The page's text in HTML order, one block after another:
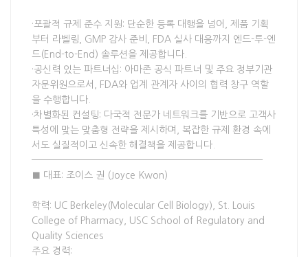
·포괄적 규제 준수 지원: 단순한 등록 대행을 넘어, 제품 기획
부터 라벨링, GMP 감사 준비, FDA 실사 대응까지 엔드-투-엔
드(End-to-End) 솔루션을 제공합니다.
·공신력 있는 파트너십: 아마존 공식 파트너 및 주요 정부기관
자문위원으로서, FDA와 업계 관계자 사이의 협력 창구 역할
을 수행합니다.
·차별화된 컨설팅: 다국적 전문가 네트워크를 기반으로 고객사
특성에 맞는 맞춤형 전략을 제시하며, 복잡한 규제 환경 속에
서도 실질적이고 신속한 해결책을 제공합니다.
————————————————————————————
■ 대표: 조이스 권 (Joyce Kwon)
학력: UC Berkeley(Molecular Cell Biology), St. Louis
College of Pharmacy, USC School of Regulatory and
Quality Sciences
주요 경력: